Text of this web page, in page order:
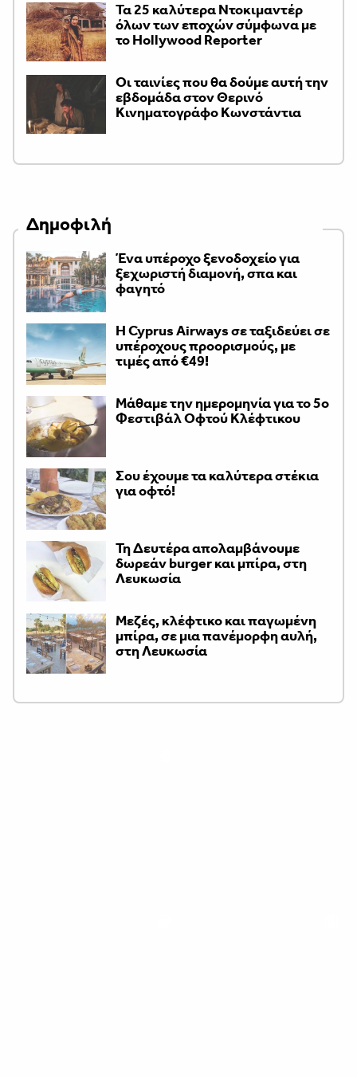
Τα 25 καλύτερα Ντοκιμαντέρ
όλων των εποχών σύμφωνα με
το Hollywood Reporter
Οι ταινίες που θα δούμε αυτή την
εβδομάδα στον Θερινό
Κινηματογράφο Κωνστάντια
Δημοφιλή
Ένα υπέροχο ξενοδοχείο για
ξεχωριστή διαμονή, σπα και
φαγητό
H Cyprus Airways σε ταξιδεύει σε
υπέροχους προορισμούς, με
τιμές από €49!
Μάθαμε την ημερομηνία για το 5ο
Φεστιβάλ Οφτού Κλέφτικου
Σου έχουμε τα καλύτερα στέκια
για οφτό!
Τη Δευτέρα απολαμβάνουμε
δωρεάν burger και μπίρα, στη
Λευκωσία
Μεζές, κλέφτικο και παγωμένη
μπίρα, σε μια πανέμορφη αυλή,
στη Λευκωσία